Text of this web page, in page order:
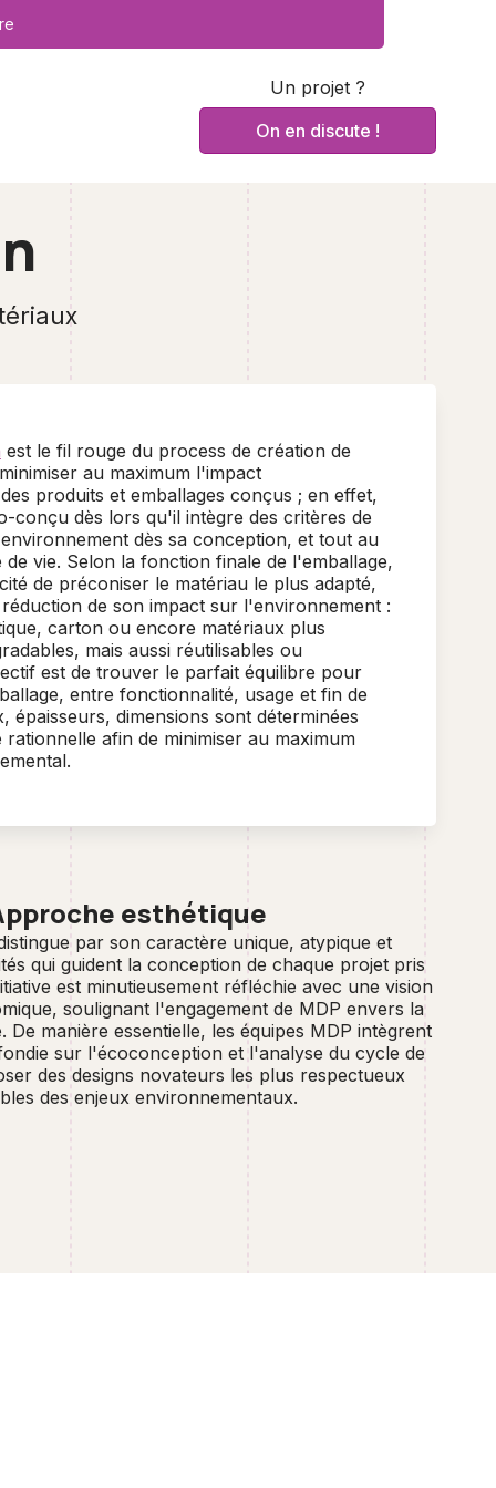
Un projet ?
On en discute !
est le fil rouge du process de création de
au maximum l'impact
produits et emballages conçus ; en effet,
conçu dès lors qu'il intègre des critères de
dès sa conception, et tout au
vie. Selon la fonction finale de l'emballage,
de préconiser le matériau le plus adapté,
de son impact sur l'environnement :
carton ou encore matériaux plus
mais aussi réutilisables ou
est de trouver le parfait équilibre pour
entre fonctionnalité, usage et fin de
épaisseurs, dimensions sont déterminées
afin de minimiser au maximum
esthétique
par son caractère unique, atypique et
qui guident la conception de chaque projet pris
est minutieusement réfléchie avec une vision
soulignant l'engagement de MDP envers la
De manière essentielle, les équipes MDP intègrent
sur l'écoconception et l'analyse du cycle de
des designs novateurs les plus respectueux
des enjeux environnementaux.